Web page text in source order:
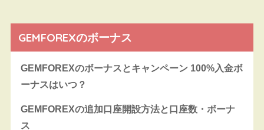
GEMFOREXのボーナス
GEMFOREXのボーナスとキャンペーン 100%入金ボ
ーナスはいつ？
GEMFOREXの追加口座開設方法と口座数・ボーナ
ス